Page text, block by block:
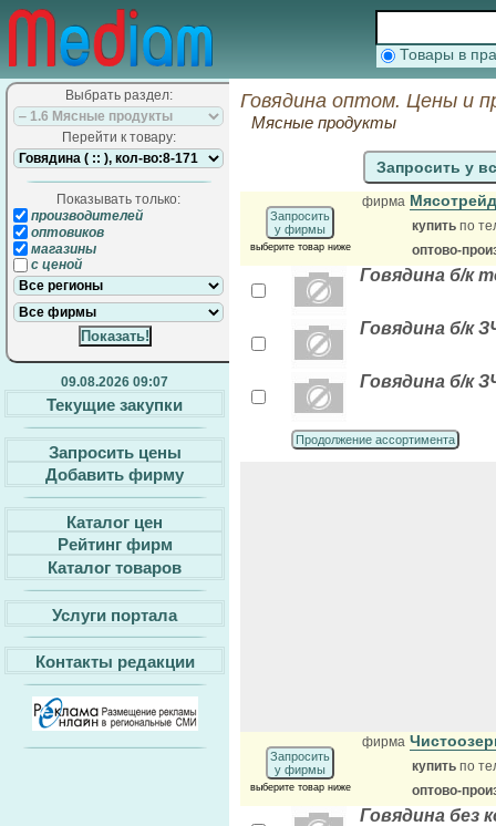
Товары в
Выбрать раздел:
Перейти к товару:
Показывать только:
производителей
оптовиков
магазины
с ценой
09.08.2026 09:07
Текущие закупки
Запросить цены
Добавить фирму
Каталог цен
Рейтинг фирм
Каталог товаров
Услуги портала
Контакты редакции
Говядина оптом. Цены и
Мясные продукты
Запросить у
Запросить
у фирмы
выберите товар ниже
фирма
купить по
оптово-
Говядина б/к
Говядина б/к
Говядина б/к
Продолжение ассортимента
Запросить
у фирмы
выберите товар ниже
фирма
купить по
оптово-
Говядина без